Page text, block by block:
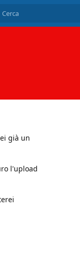
già un
l'upload